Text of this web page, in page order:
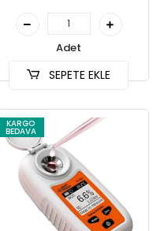
Adet
SEPETE EKLE
KARGO
BEDAVA